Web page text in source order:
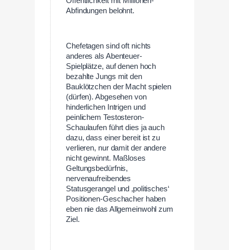
Abfindungen belohnt.
Chefetagen sind oft nichts
anderes als Abenteuer-
Spielplätze, auf denen hoch
bezahlte Jungs mit den
Bauklötzchen der Macht spielen
(dürfen). Abgesehen von
hinderlichen Intrigen und
peinlichem Testosteron-
Schaulaufen führt dies ja auch
dazu, dass einer bereit ist zu
verlieren, nur damit der andere
nicht gewinnt. Maßloses
Geltungsbedürfnis,
nervenaufreibendes
Statusgerangel und ‚politisches‘
Positionen-Geschacher haben
eben nie das Allgemeinwohl zum
Ziel.